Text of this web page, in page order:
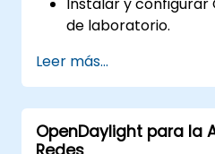
de laboratorio.
gestionar entornos
Desplegar,
problemas de redes
Leer más...
OpenDaylight para la